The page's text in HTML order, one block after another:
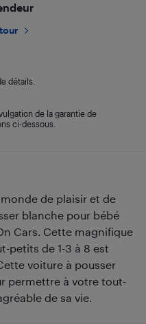
de plaisir et de
blanche pour bébé
Cars. Cette magnifique
petits de 1-3 à 8 est
voiture à pousser
permettre à votre tout-
de sa vie.
détails.
de la garantie de
ci-dessous.